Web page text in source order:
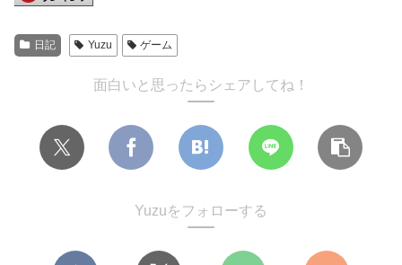
日記 Yuzu ゲーム
面白いと思ったらシェアしてね！
Yuzuをフォローする